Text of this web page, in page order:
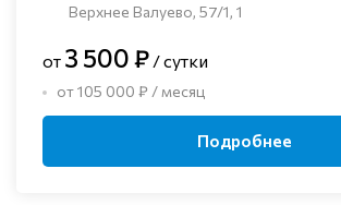
Верхнее Валуево, 57/1, 1
от 3 500 ₽ / сутки
от 105 000 ₽ / месяц
Подробнее